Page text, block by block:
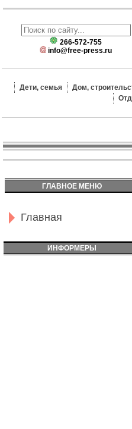
266-572-755
info@free-press.ru
Дети, семья Дом,
ГЛАВНОЕ МЕНЮ
Главная
ИНФОРМЕРЫ